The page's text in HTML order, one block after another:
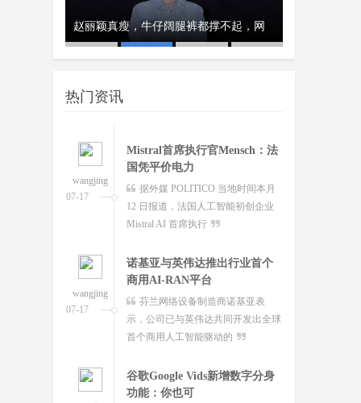
赵丽颖真瘦，牛仔阔腿裤都撑不起，网
热门资讯
澳大利亚将推出其人工智能标
准并在政府内设
澳大利亚联邦政府当地时间今日
07-17
wangjing
国凭平价电力
据外媒 POLITICO 当地时间本月
12 日报道，法国人工智能初创企业
Mistral AI 首席执行
07-17
wangjing
商用AI-RAN平台
芬兰网络设备制造商诺基亚表
示，公司已与英伟达共同开发出全球
首个商用人工智能驱动的
wangjing
功能：你也可
7 月 17 日消息，当地时间 16 日，